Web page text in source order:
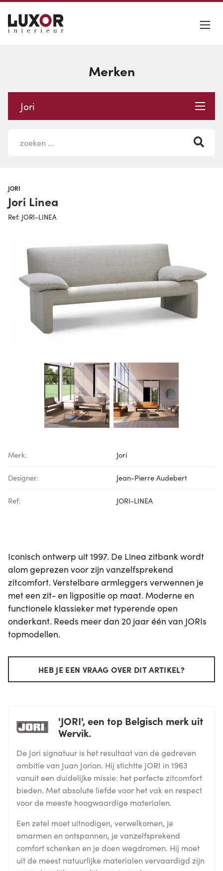
Merken
Jori
JORI
Jori Linea
Ref: JORI-LINEA
Merk: Jori
Designer: Jean-Pierre Audebert
Ref: JORI-LINEA
Iconisch ontwerp uit 1997. De Linea zitbank wordt
alom geprezen voor zijn vanzelfsprekend
zitcomfort. Verstelbare armleggers verwennen je
met een zit- en ligpositie op maat. Moderne en
functionele klassieker met typerende open
onderkant. Reeds meer dan 20 jaar één van JORIs
topmodellen.
HEB JE EEN VRAAG OVER DIT ARTIKEL?
'JORI', een top Belgisch merk uit
Wervik.
De Jori signatuur is het resultaat van de gedreven
ambitie van Juan Jorion. Hij stichtte JORI in 1963
vanuit een duidelijke missie: het perfecte zitcomfort
bieden. Met absolute liefde voor het vak en respect
voor de meeste hoogwaardige materialen.
Een zetel moet uitnodigen, verwelkomen, je
omarmen en ontspannen, je vanzelfsprekend
comfort schenken en je doen wegdromen. Hij moet
uit de meest natuurlijke materialen vervaardigd zijn